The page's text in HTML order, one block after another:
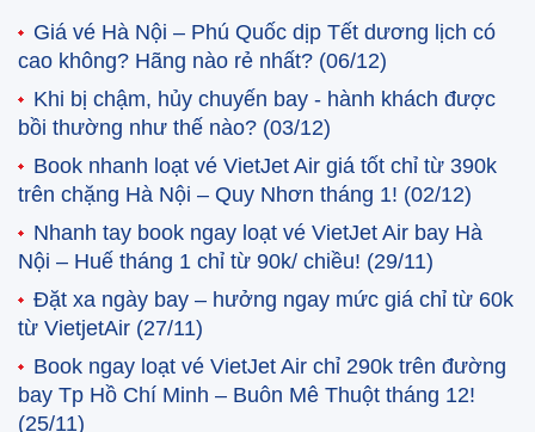
Giá vé Hà Nội – Phú Quốc dịp Tết dương lịch có
cao không? Hãng nào rẻ nhất? (06/12)
Khi bị chậm, hủy chuyến bay - hành khách được
bồi thường như thế nào? (03/12)
Book nhanh loạt vé VietJet Air giá tốt chỉ từ 390k
trên chặng Hà Nội – Quy Nhơn tháng 1! (02/12)
Nhanh tay book ngay loạt vé VietJet Air bay Hà
Nội – Huế tháng 1 chỉ từ 90k/ chiều! (29/11)
Đặt xa ngày bay – hưởng ngay mức giá chỉ từ 60k
từ VietjetAir (27/11)
Book ngay loạt vé VietJet Air chỉ 290k trên đường
bay Tp Hồ Chí Minh – Buôn Mê Thuột tháng 12!
(25/11)